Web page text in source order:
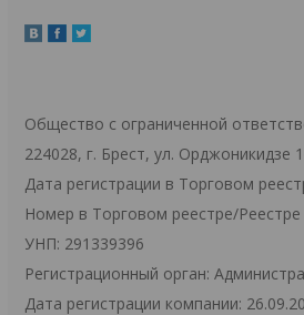
Общество с ограниченной
224028, г. Брест, ул. Орджоникидзе
Дата регистрации в Торговом
Номер в Торговом реестре/
УНП: 291339396
Регистрационный орган:
Дата регистрации компании: